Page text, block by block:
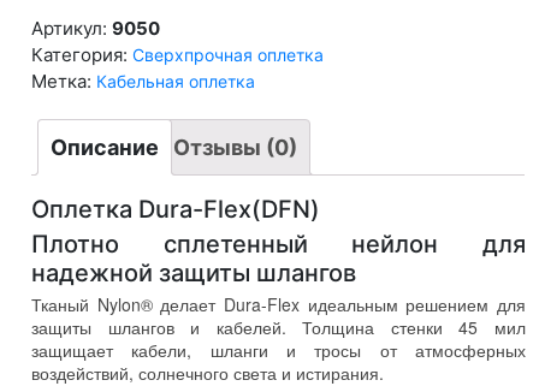
Артикул:9050
Категория:Сверхпрочная оплетка
Метка: Кабельная оплетка
Описание Отзывы (0)
Оплетка Dura-Flex(DFN)
Плотно сплетенный нейлон для
надежной защиты шлангов
Тканый Nylon® делает Dura-Flex идеальным решением для
защиты шлангов и кабелей. Толщина стенки 45 мил
защищает кабели, шланги и тросы от атмосферных
воздействий, солнечного света и истирания.